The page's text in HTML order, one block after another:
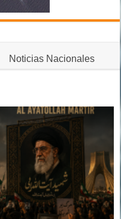
Noticias Nacionales